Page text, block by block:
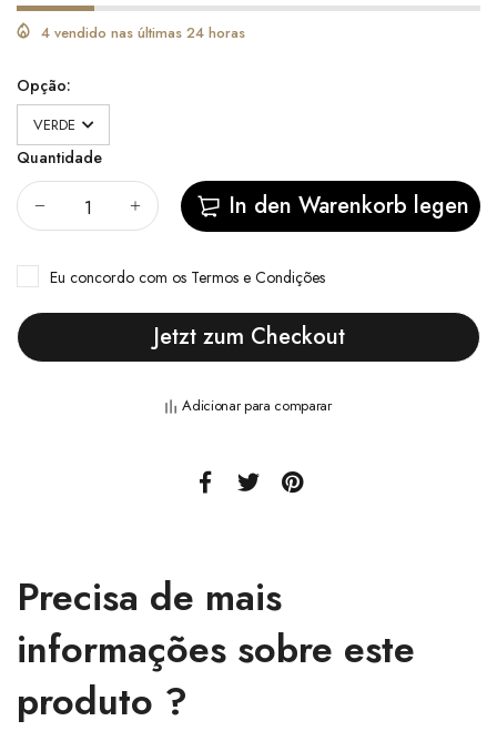
4 vendido nas últimas 24 horas
Opção:
Quantidade
In den Warenkorb legen
Eu concordo com os Termos e Condições
Jetzt zum Checkout
Adicionar para comparar
Precisa de mais
informações sobre este
produto ?